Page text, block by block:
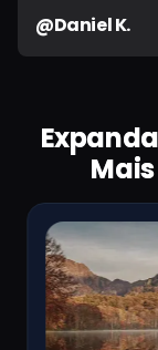
@Daniel K.